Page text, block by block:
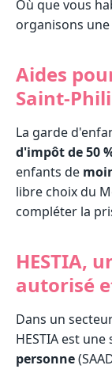
Où que vous
organisons
Aides
Saint-
La garde
d'impôt de 50
enfants de
libre choix du
compléter la
HESTIA,
autorisé
Dans un
HESTIA est
personne